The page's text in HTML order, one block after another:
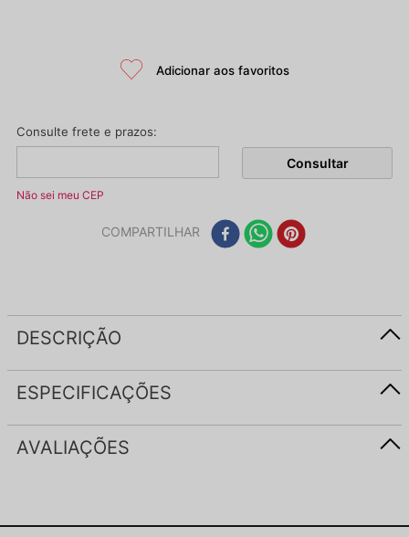
Não sei meu CEP
COMPARTILHAR
DESCRIÇÃO
ESPECIFICAÇÕES
AVALIAÇÕES